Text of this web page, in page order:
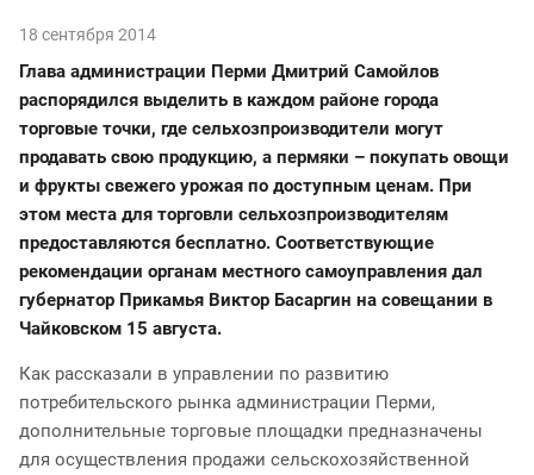
18 сентября 2014
Глава администрации Перми Дмитрий Самойлов
распорядился выделить в каждом районе города
торговые точки, где сельхозпроизводители могут
продавать свою продукцию, а пермяки – покупать овощи
и фрукты свежего урожая по доступным ценам. При
этом места для торговли сельхозпроизводителям
предоставляются бесплатно. Соответствующие
рекомендации органам местного самоуправления дал
губернатор Прикамья Виктор Басаргин на совещании в
Чайковском 15 августа.
Как рассказали в управлении по развитию
потребительского рынка администрации Перми,
дополнительные торговые площадки предназначены
для осуществления продажи сельскохозяйственной